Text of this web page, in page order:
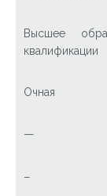
Высшее
квалификации
Очная
—
–